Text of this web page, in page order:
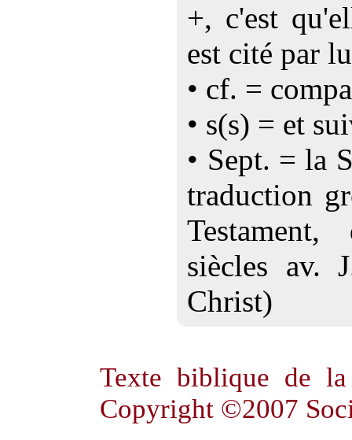
+, c'est
est cité par
• cf. =
• s(s) = et
• Sept. = la
traduction
siècles av.
Christ)
Texte biblique de
Copyright ©2007